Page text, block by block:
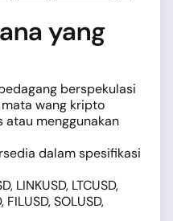
yang
berspekulasi
wang kripto
atau menggunakan
dalam spesifikasi
LINKUSD, LTCUSD,
FILUSD, SOLUSD,